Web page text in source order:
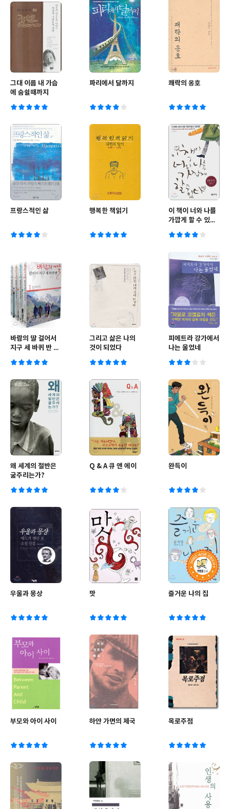
그대 이름 내 가슴
에 숨쉴때까지
파리에서 달까지 쾌락의 옹호
프랑스적인 삶 행복한 책읽기
이 책이 너와 나를
가깝게 할 수 있다
바람의 딸 걸어서
지구 세 바퀴 반 세
그리고 삶은 나의
것이 되었다
피에트라 강가에서
나는 울었네
왜 세계의 절반은
굶주리는가?
Q & A 큐 앤 에이 완득이
우울과 몽상 맛 즐거운 나의 집
부모와 아이 사이 하얀 가면의 제국 목로주점